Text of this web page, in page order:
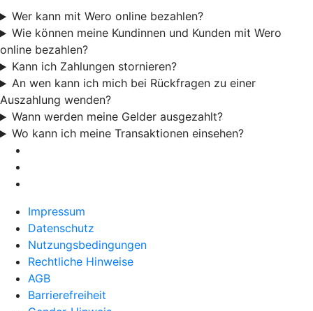
Wer kann mit Wero online bezahlen?
Wie können meine Kundinnen und Kunden mit Wero
online bezahlen?
Kann ich Zahlungen stornieren?
An wen kann ich mich bei Rückfragen zu einer
Auszahlung wenden?
Wann werden meine Gelder ausgezahlt?
Wo kann ich meine Transaktionen einsehen?
Impressum
Datenschutz
Nutzungsbedingungen
Rechtliche Hinweise
AGB
Barrierefreiheit